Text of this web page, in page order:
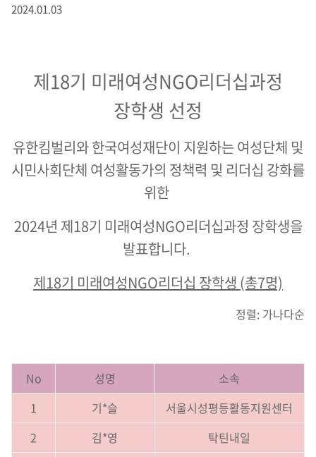
2024.01.03
제18기 미래여성NGO리더십과정
장학생 선정
유한킴벌리와 한국여성재단이 지원하는 여성단체 및
시민사회단체 여성활동가의 정책력 및 리더십 강화를
위한
2024년 제18기 미래여성NGO리더십과정 장학생을
발표합니다.
제18기 미래여성NGO리더십 장학생 (총7명)
정렬: 가나다순
No 성명
소속
1
기*슬
서울시성평등활동지원센터
2
김*영
탁틴내일